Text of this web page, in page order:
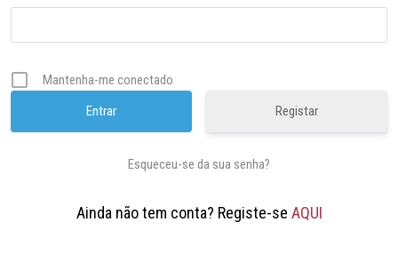
Mantenha-me conectado
Registar
Esqueceu-se da sua senha?
Ainda não tem conta? Registe-se AQUI